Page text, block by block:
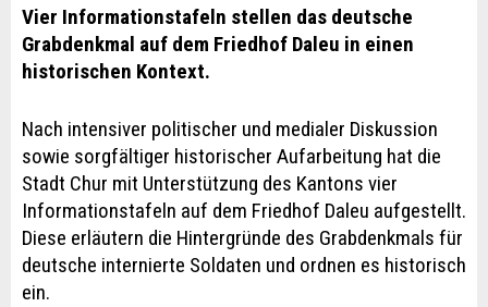
Vier Informationstafeln stellen das deutsche
Grabdenkmal auf dem Friedhof Daleu in einen
historischen Kontext.
Nach intensiver politischer und medialer Diskussion
sowie sorgfältiger historischer Aufarbeitung hat die
Stadt Chur mit Unterstützung des Kantons vier
Informationstafeln auf dem Friedhof Daleu aufgestellt.
Diese erläutern die Hintergründe des Grabdenkmals für
deutsche internierte Soldaten und ordnen es historisch
ein.